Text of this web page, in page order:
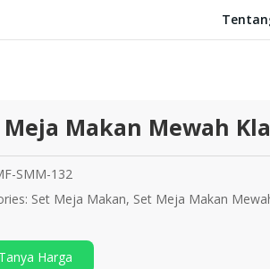
Meja Makan Mewah
SMM-132
Set Meja Makan, Set Meja Makan
Tanya Harga